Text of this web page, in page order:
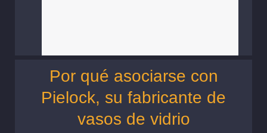
Por qué asociarse con
Pielock, su fabricante de
vasos de vidrio